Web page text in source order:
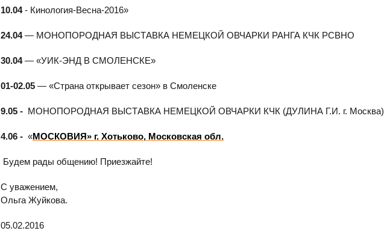
10.04- Кинология-Весна-2016»
24.04— МОНОПОРОДНАЯ ВЫСТАВКА НЕМЕЦКОЙ ОВЧАРКИ РАНГА КЧК РСВНО
30.04— «УИК-ЭНД В СМОЛЕНСКЕ»
01-02.05 — «Страна открывает сезон» в Смоленске
9.05 - МОНОПОРОДНАЯ ВЫСТАВКА НЕМЕЦКОЙ ОВЧАРКИ КЧК (ДУЛИНА Г.И. г. Москва)
4.06 - «МОСКОВИЯ» г. Хотьково, Московская обл.
Будем рады общению! Приезжайте!
С уважением,
Ольга Жуйкова.
05.02.2016